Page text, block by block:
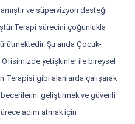
ve süpervizyon desteği
sürecini çoğunlukla
Şu anda Çocuk-
Ofisimizde yetişkinler ile bireysel
Terapisi gibi alanlarda çalışarak
becerilerini geliştirmek ve güvenli
adım atmak için